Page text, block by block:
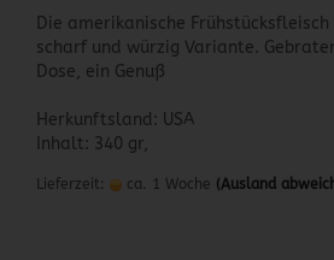
Die amerikanische
scharf und würzig Variante.
Dose, ein Genuß
Herkunftsland: USA
Inhalt: 340 gr,
Lieferzeit: ca. 1 Woche (Ausland